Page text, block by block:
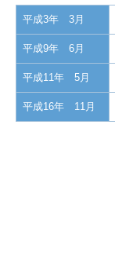
平成3年 3月
平成9年 6月
平成11年 5月
平成16年 11月